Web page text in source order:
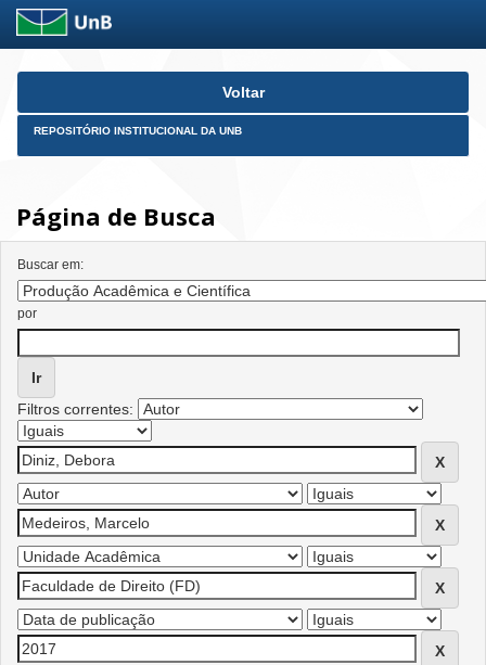
Skip
Voltar
REPOSITÓRIO INSTITUCIONAL DA UNB
Página de Busca
Buscar em:
por
Filtros correntes: